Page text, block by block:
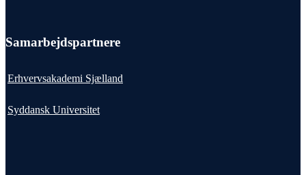
Samarbejdspartnere
Erhvervsakademi Sjælland
Syddansk Universitet